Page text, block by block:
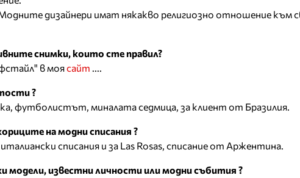
Модните дизайнери имат някакво религиозно отношение към
снимки, които сте правил?
в моясайт ....
?
футболистът, миналата седмица, за клиент от Бразилия.
на модни списания ?
списания и за Las Rosas, списание от Аржентина.
модели, известни личности или модни събития ?